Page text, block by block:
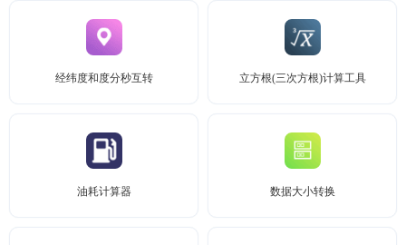
经纬度和度分秒互转 立方根(三次方根)计算工具
油耗计算器 数据大小转换